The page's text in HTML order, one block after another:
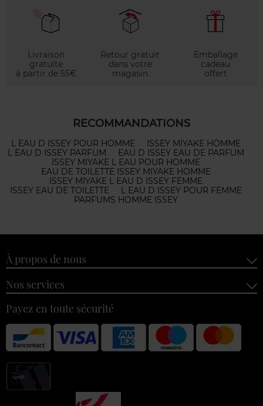
Livraison
gratuite
à partir de 55€
Retour gratuit
dans votre
magasin
Emballage
cadeau
offert
RECOMMANDATIONS
L EAU D ISSEY POUR HOMME
ISSEY MIYAKE HOMME
L EAU D ISSEY PARFUM
EAU D ISSEY EAU DE PARFUM
ISSEY MIYAKE L EAU POUR HOMME
EAU DE TOILETTE ISSEY MIYAKE HOMME
ISSEY MIYAKE L EAU D ISSEY FEMME
ISSEY EAU DE TOILETTE
L EAU D ISSEY POUR FEMME
PARFUMS HOMME ISSEY
À propos de nous
Nos services
Payez en toute sécurité